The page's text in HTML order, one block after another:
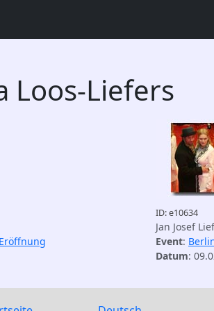
Loos-Liefers
ID: e10634
Jan Josef
Event:
Datum: